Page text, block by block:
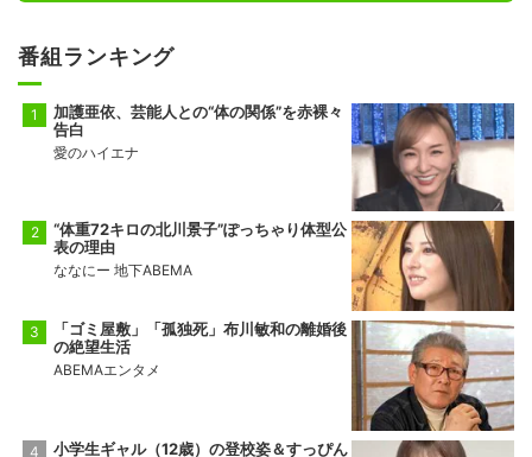
番組ランキング
加護亜依、芸能人との“体の関係”を赤裸々
告白
愛のハイエナ
“体重72キロの北川景子”ぽっちゃり体型公
表の理由
ななにー 地下ABEMA
「ゴミ屋敷」「孤独死」布川敏和の離婚後
の絶望生活
ABEMAエンタメ
小学生ギャル（12歳）の登校姿＆すっぴん